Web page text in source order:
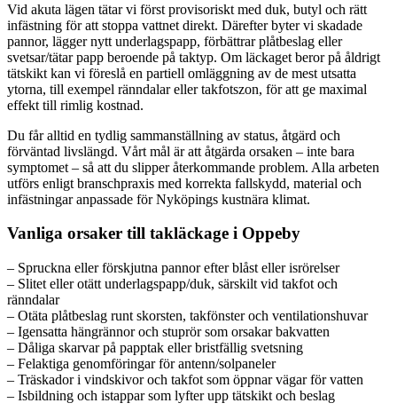
Vid akuta lägen tätar vi först provisoriskt med duk, butyl och rätt
infästning för att stoppa vattnet direkt. Därefter byter vi skadade
pannor, lägger nytt underlagspapp, förbättrar plåtbeslag eller
svetsar/tätar papp beroende på taktyp. Om läckaget beror på åldrigt
tätskikt kan vi föreslå en partiell omläggning av de mest utsatta
ytorna, till exempel ränndalar eller takfotszon, för att ge maximal
effekt till rimlig kostnad.
Du får alltid en tydlig sammanställning av status, åtgärd och
förväntad livslängd. Vårt mål är att åtgärda orsaken – inte bara
symptomet – så att du slipper återkommande problem. Alla arbeten
utförs enligt branschpraxis med korrekta fallskydd, material och
infästningar anpassade för Nyköpings kustnära klimat.
Vanliga orsaker till takläckage i Oppeby
– Spruckna eller förskjutna pannor efter blåst eller isrörelser
– Slitet eller otätt underlagspapp/duk, särskilt vid takfot och
ränndalar
– Otäta plåtbeslag runt skorsten, takfönster och ventilationshuvar
– Igensatta hängrännor och stuprör som orsakar bakvatten
– Dåliga skarvar på papptak eller bristfällig svetsning
– Felaktiga genomföringar för antenn/solpaneler
– Träskador i vindskivor och takfot som öppnar vägar för vatten
– Isbildning och istappar som lyfter upp tätskikt och beslag